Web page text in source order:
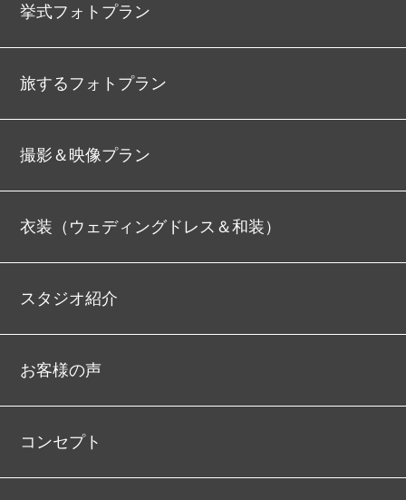
挙式フォトプラン
旅するフォトプラン
撮影＆映像プラン
衣装（ウェディングドレス＆和装）
スタジオ紹介
お客様の声
コンセプト